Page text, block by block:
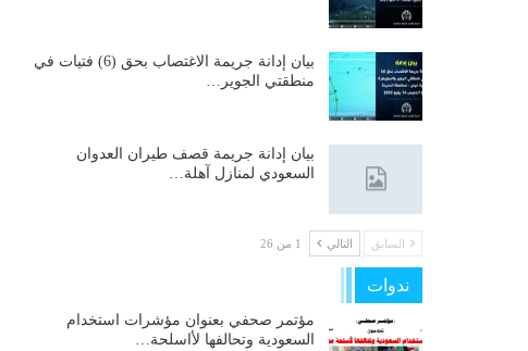
بيان إدانة جريمة الاغتصاب بحق (6) فتيات في
منطقتي الجوير…
بيان إدانة جريمة قصف طيران العدوان
السعودي لمنازل آهلة…
السابق التالي 1 من 26
ندوات
مؤتمر صحفي بعنوان مؤشرات استخدام
السعودية وتحالفها لأاسلحة…